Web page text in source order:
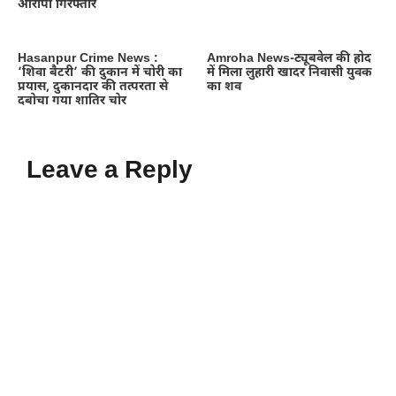
आरोपी गिरफ्तार
Hasanpur Crime News :
‘शिवा बैटरी’ की दुकान में चोरी का
प्रयास, दुकानदार की तत्परता से
दबोचा गया शातिर चोर
Amroha News-ट्यूबवेल की होद
में मिला लुहारी खादर निवासी युवक
का शव
Leave a Reply